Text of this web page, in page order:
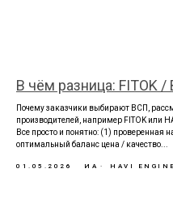
В чём разница: FITOK
Почему заказчики выбирают ВСП,
производителей, например FITOK или
Все просто и понятно: (1) проверенная
оптимальный баланс цена / качество...
01.05.2026 ИА HAVI